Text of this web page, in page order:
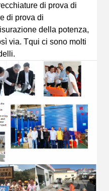
di prova di
di prova di
della potenza,
via. Tqui ci sono molti